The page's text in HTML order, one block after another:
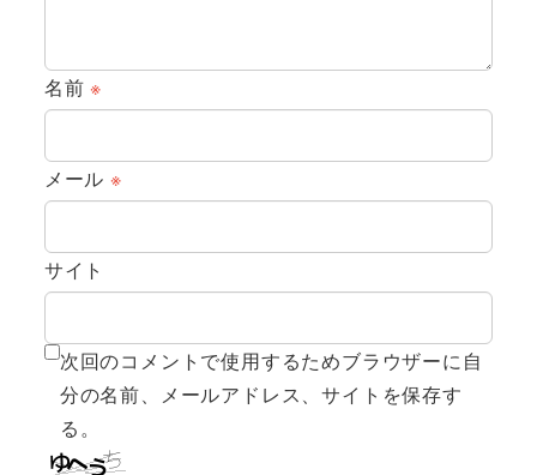
名前※
メール ※
サイト
次回のコメントで使用するためブラウザーに自
分の名前、メールアドレス、サイトを保存す
る。